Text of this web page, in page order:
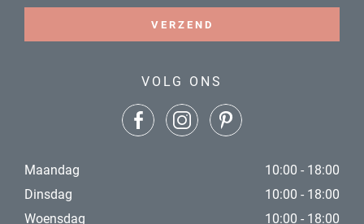
VERZEND
VOLG ONS
Maandag
10:00 - 18:00
Dinsdag
10:00 - 18:00
Woensdag
10:00 - 18:00